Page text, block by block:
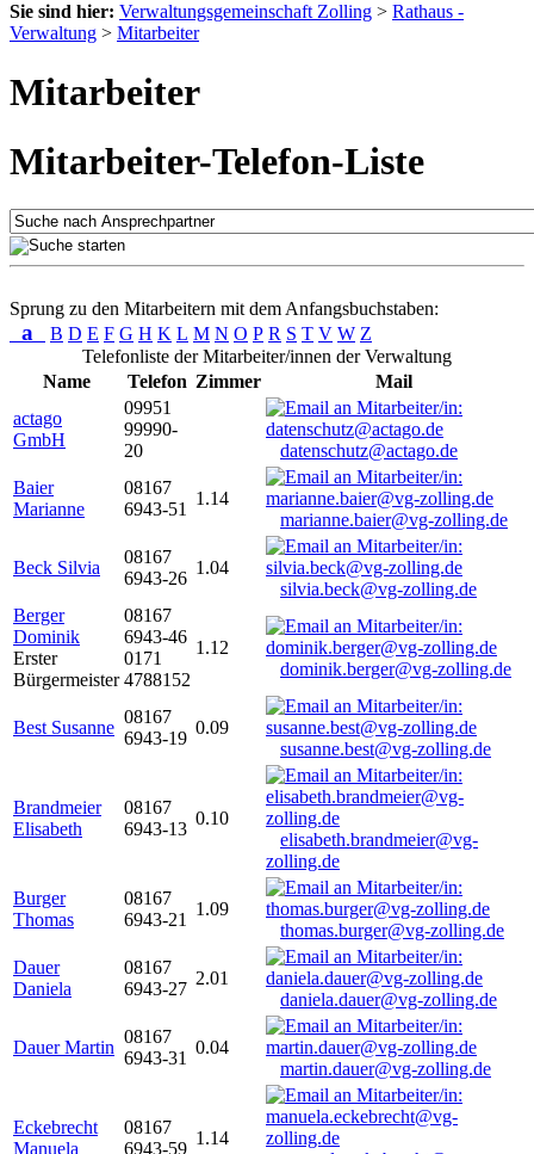
Sie sind hier: Verwaltungsgemeinschaft Zolling > Rathaus -
Verwaltung > Mitarbeiter
Mitarbeiter
Mitarbeiter-Telefon-Liste
Sprung zu den Mitarbeitern mit dem Anfangsbuchstaben:
a B D E F G H K L M N O P R S T V W Z
Telefonliste der Mitarbeiter/innen der Verwaltung
Name
Telefon Zimmer
Mail
actago
GmbH
09951
99990-
20
datenschutz@actago.de
Baier
Marianne
08167
6943-51
1.14
marianne.baier@vg-zolling.de
Beck Silvia
08167
6943-26
1.04
silvia.beck@vg-zolling.de
Berger
Dominik
Erster
Bürgermeister
08167
6943-46
0171
4788152
1.12
dominik.berger@vg-zolling.de
Best Susanne
08167
6943-19
0.09
susanne.best@vg-zolling.de
Brandmeier
Elisabeth
08167
6943-13
0.10
elisabeth.brandmeier@vg-
zolling.de
Burger
Thomas
08167
6943-21
1.09
thomas.burger@vg-zolling.de
Dauer
Daniela
08167
6943-27
2.01
daniela.dauer@vg-zolling.de
Dauer Martin
08167
6943-31
0.04
martin.dauer@vg-zolling.de
Eckebrecht
Manuela
08167
6943-59
1.14